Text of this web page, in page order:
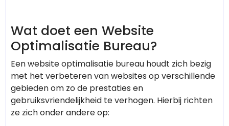
Wat doet een Website
Optimalisatie Bureau?
Een website optimalisatie bureau houdt zich bezig
met het verbeteren van websites op verschillende
gebieden om zo de prestaties en
gebruiksvriendelijkheid te verhogen. Hierbij richten
ze zich onder andere op: